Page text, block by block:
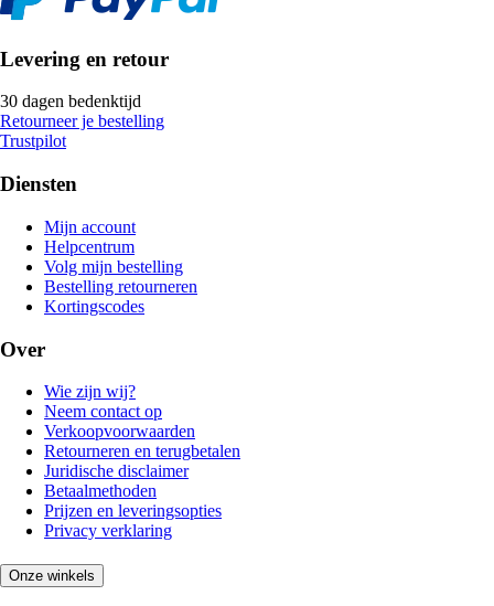
Levering en retour
30 dagen bedenktijd
Retourneer je bestelling
Trustpilot
Diensten
Mijn account
Helpcentrum
Volg mijn bestelling
Bestelling retourneren
Kortingscodes
Over
Wie zijn wij?
Neem contact op
Verkoopvoorwaarden
Retourneren en terugbetalen
Juridische disclaimer
Betaalmethoden
Prijzen en leveringsopties
Privacy verklaring
Onze winkels